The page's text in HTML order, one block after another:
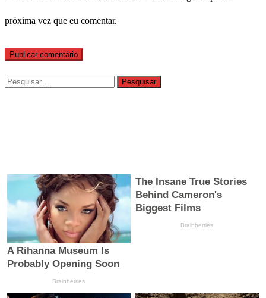
próxima vez que eu comentar.
Pesquisar
por: